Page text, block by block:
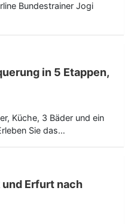
Bundestrainer Jogi
in 5 Etappen,
Küche, 3 Bäder und ein
Sie das…
Erfurt nach